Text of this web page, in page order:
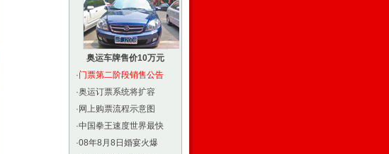
奥运车牌售价10万元
·门票第二阶段销售公告
·奥运订票系统将扩容
· 网上购票流程示意图
·中国拳王速度世界最快
·08年8月8日婚宴火爆